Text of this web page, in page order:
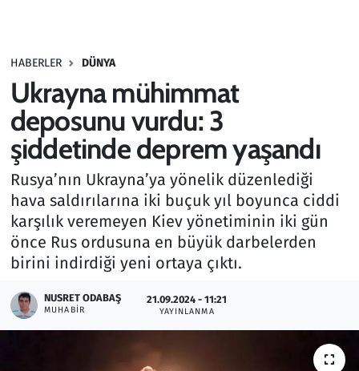
HABERLER DÜNYA
Ukrayna mühimmat
deposunu vurdu: 3
şiddetinde deprem yaşandı
Rusya’nın Ukrayna’ya yönelik düzenlediği
hava saldırılarına iki buçuk yıl boyunca ciddi
karşılık veremeyen Kiev yönetiminin iki gün
önce Rus ordusuna en büyük darbelerden
birini indirdiği yeni ortaya çıktı.
NUSRET ODABAŞ
MUHABIR
21.09.2024 - 11:21
YAYINLANMA
Haber
Kültür Sanat
Kurumsal Haberler
Lezzet Durağı
Memur ve Kamu
Otomobil
Oyun